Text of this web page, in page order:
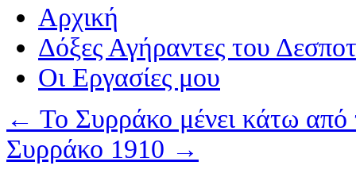
Αρχική
Δόξες Αγήραντες του
Οι Eργασίες μου
← Το Συρράκο μένει κάτω
Συρράκο 1910 →